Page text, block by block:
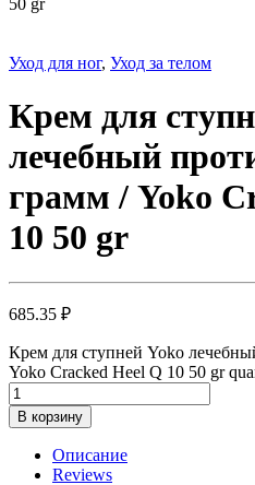
50 gr
Уход для ног, Уход за телом
Крем для
лечебный
грамм / Yoko
10 50 gr
685.35 ₽
Крем для ступней Yoko
Yoko Cracked Heel Q 10 50 gr
В корзину
Описание
Reviews